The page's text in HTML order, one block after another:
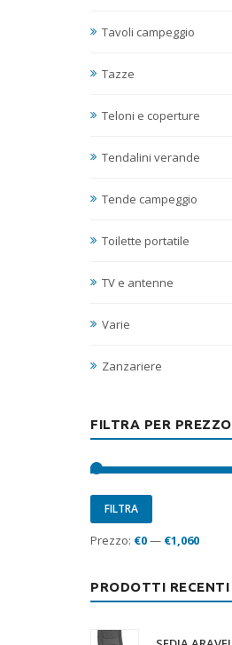
Tavoli campeggio
Tazze
Teloni e coperture
Tendalini verande
Tende campeggio
Toilette portatile
TV e antenne
Varie
Zanzariere
FILTRA PER PREZZO
Prezzo
Min
Prezzo
Max
FILTRA
Prezzo: €0— €1,060
PRODOTTI RECENTI